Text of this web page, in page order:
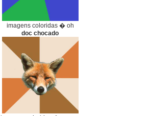
imagens coloridas � oh
doc chocado